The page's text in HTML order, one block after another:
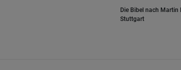
Die Bibel nach Martin
Stuttgart